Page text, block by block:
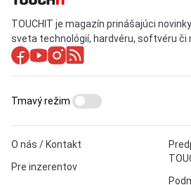
TOUCHIT je magazín prinášajúci
sveta technológií, hardvéru, softvéru či
O nás / Kontakt
Pre inzerentov
Tmavý režim